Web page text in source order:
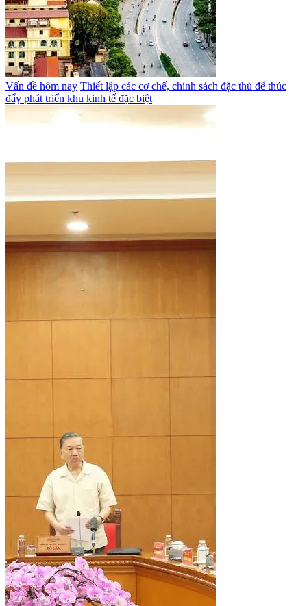
Vấn đề hôm nay Thiết lập các cơ chế, chính sách đặc thù để thúc
đẩy phát triển khu kinh tế đặc biệt